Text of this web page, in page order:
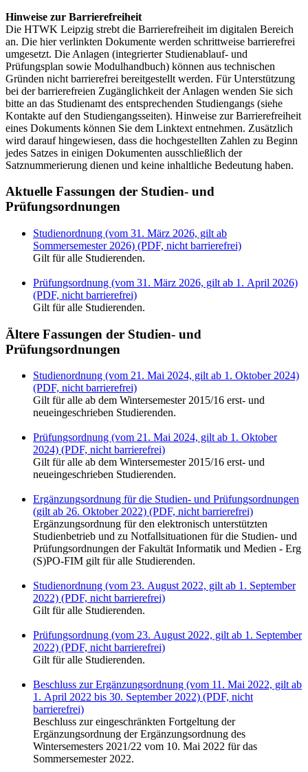
Hinweise zur Barrierefreiheit
Die HTWK Leipzig strebt die Barrierefreiheit im digitalen Bereich
an. Die hier verlinkten Dokumente werden schrittweise barrierefrei
umgesetzt. Die Anlagen (integrierter Studienablauf- und
Prüfungsplan sowie Modulhandbuch) können aus technischen
Gründen nicht barrierefrei bereitgestellt werden. Für Unterstützung
bei der barrierefreien Zugänglichkeit der Anlagen wenden Sie sich
bitte an das Studienamt des entsprechenden Studiengangs (siehe
Kontakte auf den Studiengangsseiten). Hinweise zur Barrierefreiheit
eines Dokuments können Sie dem Linktext entnehmen. Zusätzlich
wird darauf hingewiesen, dass die hochgestellten Zahlen zu Beginn
jedes Satzes in einigen Dokumenten ausschließlich der
Satznummerierung dienen und keine inhaltliche Bedeutung haben.
Aktuelle Fassungen der Studien- und
Prüfungsordnungen
Studienordnung (vom 31. März 2026, gilt ab
Sommersemester 2026) (PDF, nicht barrierefrei)
Gilt für alle Studierenden.
Prüfungsordnung (vom 31. März 2026, gilt ab 1. April 2026)
(PDF, nicht barrierefrei)
Gilt für alle Studierenden.
Ältere Fassungen der Studien- und
Prüfungsordnungen
Studienordnung (vom 21. Mai 2024, gilt ab 1. Oktober 2024)
(PDF, nicht barrierefrei)
Gilt für alle ab dem Wintersemester 2015/16 erst- und
neueingeschrieben Studierenden.
Prüfungsordnung (vom 21. Mai 2024, gilt ab 1. Oktober
2024) (PDF, nicht barrierefrei)
Gilt für alle ab dem Wintersemester 2015/16 erst- und
neueingeschrieben Studierenden.
Ergänzungsordnung für die Studien- und Prüfungsordnungen
(gilt ab 26. Oktober 2022) (PDF, nicht barrierefrei)
Ergänzungsordnung für den elektronisch unterstützten
Studienbetrieb und zu Notfallsituationen für die Studien- und
Prüfungsordnungen der Fakultät Informatik und Medien - Erg
(S)PO-FIM gilt für alle Studierenden.
Studienordnung (vom 23. August 2022, gilt ab 1. September
2022) (PDF, nicht barrierefrei)
Gilt für alle Studierenden.
Prüfungsordnung (vom 23. August 2022, gilt ab 1. September
2022) (PDF, nicht barrierefrei)
Gilt für alle Studierenden.
Beschluss zur Ergänzungsordnung (vom 11. Mai 2022, gilt ab
1. April 2022 bis 30. September 2022) (PDF, nicht
barrierefrei)
Beschluss zur eingeschränkten Fortgeltung der
Ergänzungsordnung der Ergänzungsordnung des
Wintersemesters 2021/22 vom 10. Mai 2022 für das
Sommersemester 2022.